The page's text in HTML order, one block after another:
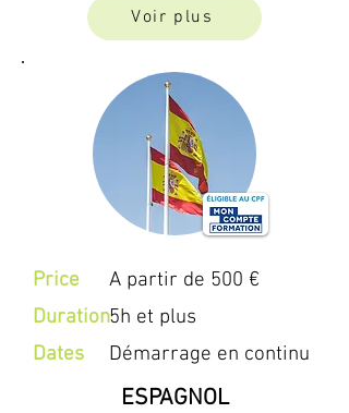
Voir plus
Price
A partir de 500 €
5h et plus
Duration
Dates
Démarrage en continu
ESPAGNOL